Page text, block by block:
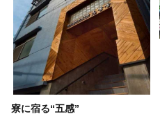
寮に宿る“五感”